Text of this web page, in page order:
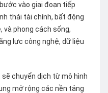
vào giai đoạn tiếp
thái tài chính, bất động
và phong cách sống,
lực công nghệ, dữ liệu
chuyển dịch từ mô hình
mở rộng các nền tảng